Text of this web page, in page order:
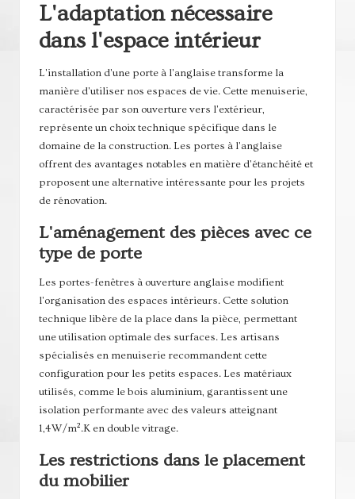
L'adaptation nécessaire
dans l'espace intérieur
L'installation d'une porte à l'anglaise transforme la
manière d'utiliser nos espaces de vie. Cette menuiserie,
caractérisée par son ouverture vers l'extérieur,
représente un choix technique spécifique dans le
domaine de la construction. Les portes à l'anglaise
offrent des avantages notables en matière d'étanchéité et
proposent une alternative intéressante pour les projets
de rénovation.
L'aménagement des pièces avec ce
type de porte
Les portes-fenêtres à ouverture anglaise modifient
l'organisation des espaces intérieurs. Cette solution
technique libère de la place dans la pièce, permettant
une utilisation optimale des surfaces. Les artisans
spécialisés en menuiserie recommandent cette
configuration pour les petits espaces. Les matériaux
utilisés, comme le bois aluminium, garantissent une
isolation performante avec des valeurs atteignant
1,4W/m².K en double vitrage.
Les restrictions dans le placement
du mobilier